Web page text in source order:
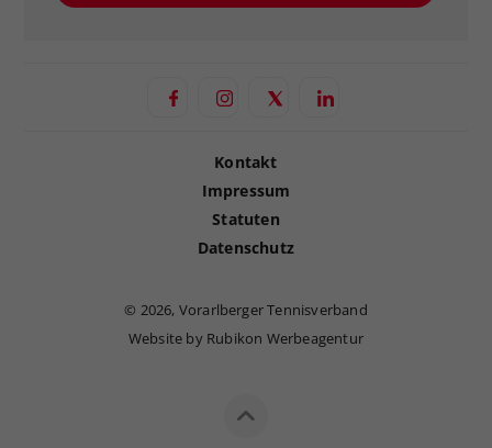
Kontakt
Impressum
Statuten
Datenschutz
© 2026, Vorarlberger Tennisverband
Website by Rubikon Werbeagentur